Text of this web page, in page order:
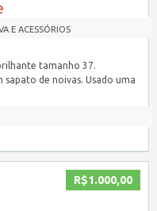
E ACESSÓRIOS
tamanho 37.
de noivas. Usado uma
R$1.000,00